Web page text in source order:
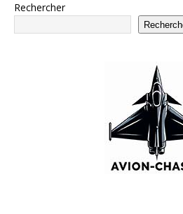
Rechercher